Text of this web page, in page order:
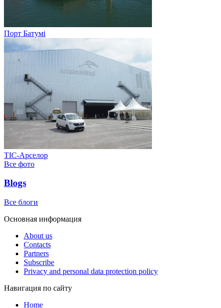
Порт Батумі
ТІС-Арселор
Все фото
Blogs
Все блоги
Основная информация
About us
Contacts
Partners
Subscribe
Privacy and personal data protection policy
Навигация по сайту
Home